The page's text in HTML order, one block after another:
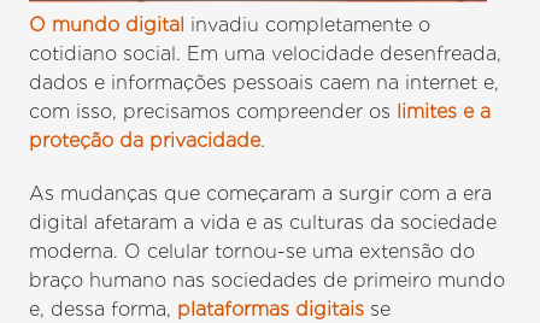
O mundo digital invadiu completamente o
cotidiano social. Em uma velocidade desenfreada,
dados e informações pessoais caem na internet e,
com isso, precisamos compreender os limites e a
proteção da privacidade.
As mudanças que começaram a surgir com a era
digital afetaram a vida e as culturas da sociedade
moderna. O celular tornou-se uma extensão do
braço humano nas sociedades de primeiro mundo
e, dessa forma, plataformas digitais se